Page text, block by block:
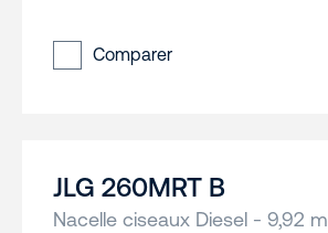
Comparer
JLG 260MRT B
Nacelle ciseaux Diesel - 9,92 m